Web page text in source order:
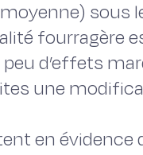
sous
fourragère
d’effets
une
en évidence